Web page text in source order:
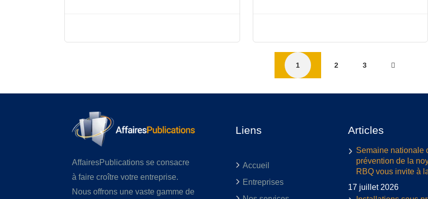
1 2 3
AffairesPublications se consacre
à faire croître votre entreprise.
Nous offrons une vaste gamme de
Liens
Accueil
Entreprises
Articles
Semaine nationale
prévention de la
RBQ vous invite à
17 juillet 2026